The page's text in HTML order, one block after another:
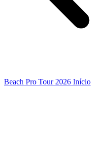
Beach Pro Tour 2026 Início